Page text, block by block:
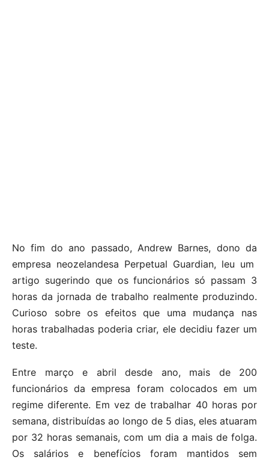
No fim do ano passado, Andrew Barnes, dono da
empresa neozelandesa Perpetual Guardian, leu um
artigo sugerindo que os funcionários só passam 3
horas da jornada de trabalho realmente produzindo.
Curioso sobre os efeitos que uma mudança nas
horas trabalhadas poderia criar, ele decidiu fazer um
teste.
Entre março e abril desde ano, mais de 200
funcionários da empresa foram colocados em um
regime diferente. Em vez de trabalhar 40 horas por
semana, distribuídas ao longo de 5 dias, eles atuaram
por 32 horas semanais, com um dia a mais de folga.
Os salários e benefícios foram mantidos sem